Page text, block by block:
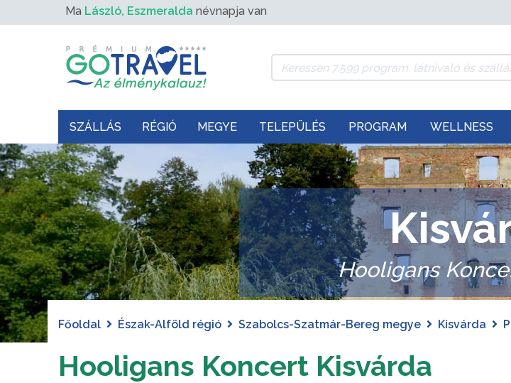
Ma László, Eszmeralda névnapja van
SZÁLLÁS RÉGIÓ MEGYE TELEPÜLÉS PROGRAM WELLNESS
Hooligans
Főoldal Észak-Alföld régió Szabolcs-Szatmár-Bereg megye Kisvárda
Hooligans Koncert Kisvárda